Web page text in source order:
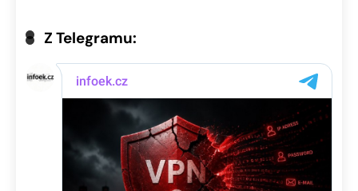
Z Telegramu: